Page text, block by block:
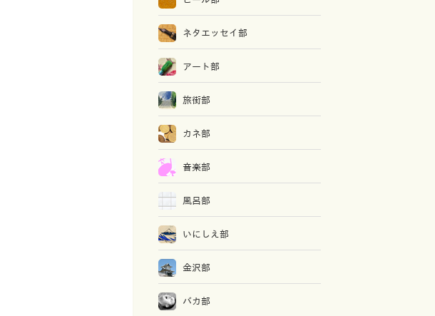
ネタエッセイ部
アート部
旅街部
カネ部
音楽部
風呂部
いにしえ部
金沢部
バカ部